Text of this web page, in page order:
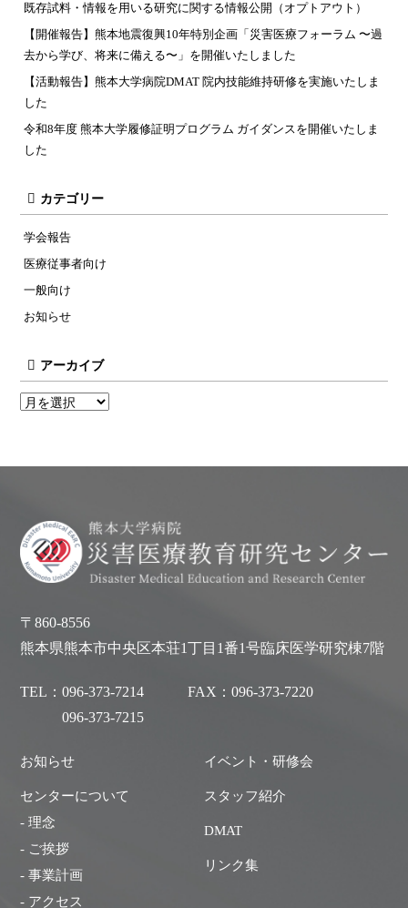
既存試料・情報を用いる研究に関する情報公開（オプトアウト）
【開催報告】熊本地震復興10年特別企画「災害医療フォーラム 〜過
去から学び、将来に備える〜」を開催いたしました
【活動報告】熊本大学病院DMAT 院内技能維持研修を実施いたしま
した
令和8年度 熊本大学履修証明プログラム ガイダンスを開催いたしま
した
カテゴリー
学会報告
医療従事者向け
一般向け
お知らせ
アーカイブ
〒860-8556
熊本県熊本市中央区本荘1丁目1番1号臨床医学研究棟7階
TEL：096-373-7214
096-373-7215
FAX：096-373-7220
お知らせ
センターについて
- 理念
- ご挨拶
- 事業計画
- アクセス
イベント・研修会
スタッフ紹介
DMAT
リンク集